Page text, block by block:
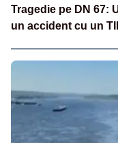
Tragedie pe DN 67:
un accident cu un